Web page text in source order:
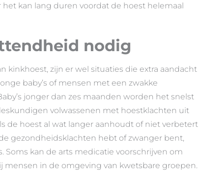
kan lang duren voordat de hoest helemaal
nodig
kinkhoest, zijn er wel situaties die extra aandacht
baby’s of mensen met een zwakke
jonger dan zes maanden worden het snelst
volwassenen met hoestklachten uit
de hoest al wat langer aanhoudt of niet verbetert
gezondheidsklachten hebt of zwanger bent,
kan de arts medicatie voorschrijven om
mensen in de omgeving van kwetsbare groepen.